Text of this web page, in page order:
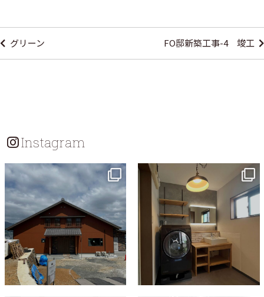
稿
ナ
ョ
ン
グリーン FO邸新築工事-4 竣工
Instagram
tomohouseinc
7月 18
tomohouseinc
7月 13